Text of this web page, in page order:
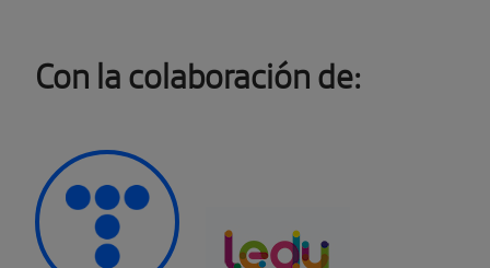
Con la colaboración de: